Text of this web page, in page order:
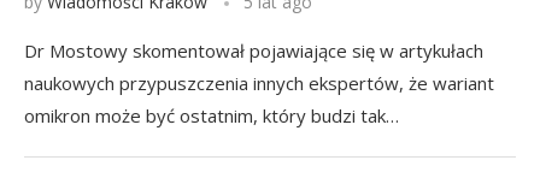
Dr Mostowy skomentował pojawiające się w artykułach
naukowych przypuszczenia innych ekspertów, że wariant
omikron może być ostatnim, który budzi tak…